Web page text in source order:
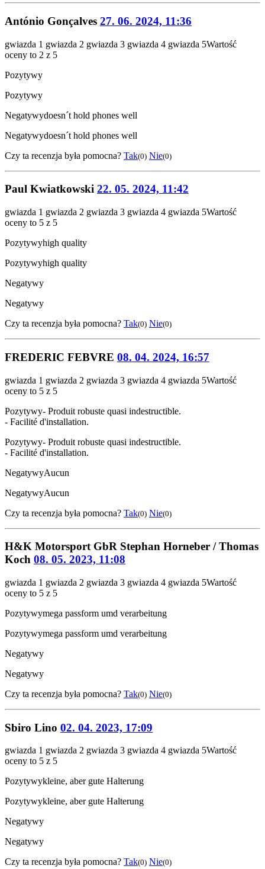
António Gonçalves 27. 06. 2024, 11:36
gwiazda 1 gwiazda 2 gwiazda 3 gwiazda 4 gwiazda 5Wartość
oceny to 2 z 5
Pozytywy
Pozytywy
Negatywydoesn´t hold phones well
Negatywydoesn´t hold phones well
Czy ta recenzja była pomocna? Tak(0) Nie(0)
Paul Kwiatkowski 22. 05. 2024, 11:42
gwiazda 1 gwiazda 2 gwiazda 3 gwiazda 4 gwiazda 5Wartość
oceny to 5 z 5
Pozytywyhigh quality
Pozytywyhigh quality
Negatywy
Negatywy
Czy ta recenzja była pomocna? Tak(0) Nie(0)
FREDERIC FEBVRE 08. 04. 2024, 16:57
gwiazda 1 gwiazda 2 gwiazda 3 gwiazda 4 gwiazda 5Wartość
oceny to 5 z 5
Pozytywy- Produit robuste quasi indestructible.
- Facilité d'installation.
Pozytywy- Produit robuste quasi indestructible.
- Facilité d'installation.
NegatywyAucun
NegatywyAucun
Czy ta recenzja była pomocna? Tak(0) Nie(0)
H&K Motorsport GbR Stephan Horneber / Thomas
Koch 08. 05. 2023, 11:08
gwiazda 1 gwiazda 2 gwiazda 3 gwiazda 4 gwiazda 5Wartość
oceny to 5 z 5
Pozytywymega passform umd verarbeitung
Pozytywymega passform umd verarbeitung
Negatywy
Negatywy
Czy ta recenzja była pomocna? Tak(0) Nie(0)
Sbiro Lino 02. 04. 2023, 17:09
gwiazda 1 gwiazda 2 gwiazda 3 gwiazda 4 gwiazda 5Wartość
oceny to 5 z 5
Pozytywykleine, aber gute Halterung
Pozytywykleine, aber gute Halterung
Negatywy
Negatywy
Czy ta recenzja była pomocna? Tak(0) Nie(0)